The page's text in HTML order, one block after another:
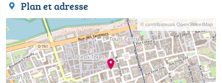
Plan et adresse
© contributeurs OpenStreetMap